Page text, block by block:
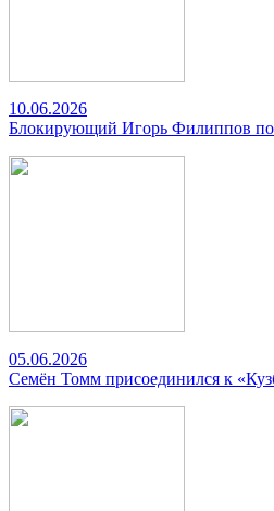
10.06.2026
Блокирующий Игорь Филиппов
05.06.2026
Семён Томм присоединился к